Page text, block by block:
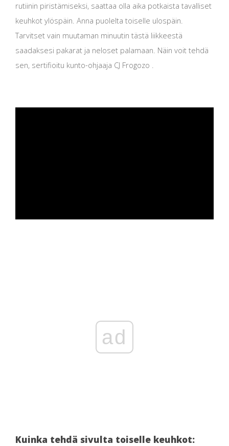
rutiinin piristämiseksi, saattaa olla aika potkaista tavalliset
keuhkot ylöspäin. Anna puolelta toiselle ulospäin.
Tarvitset vain muutaman minuutin tästä liikkeestä
saadaksesi pakarat ja neloset palamaan. Näin voit tehdä
sen, sertifioitu kunto-ohjaaja CJ Frogozo .
ad
Kuinka tehdä sivulta toiselle keuhkot: